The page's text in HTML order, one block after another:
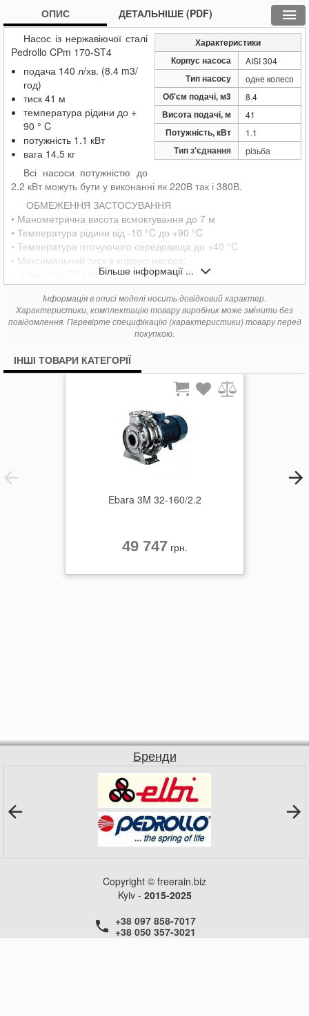
10 975грн.
Pedrollo CPm 132-ST6
12 194грн.
Pedrollo CPm 150-ST4
12 194
Pedrollo CPm 150-ST6
16 005
Pedrollo CPm 158-ST4
12 194
Pedrollo CPm 158-ST6
16 005грн.
Pedrollo CPm 170-ST4
16 767грн.
Pedrollo CPm 170-ST6
21 187грн.
Pedrollo CPm 170M-ST4
16 767грн.
Pedrollo CPm 170M-ST6
21 187грн.
Pedrollo CPm 180-ST4
Pedrollo CPm 180-ST6
Pedrollo CPm 190-ST4
Pedrollo CPm 190-ST6
Pedrollo CPm 200-ST4
Pedrollo CPm 200-ST6
ОПИС ДЕТАЛЬНІШЕ (PDF)
Характеристики
Корпус насоса
AISI 304
Тип насосу одне колесо
Об'єм подачі, м3 8.4
Висота подачі, м 41
Потужність, кВт 1.1
Тип з'єднання різьба
Насос із нержавіючої сталі
Pedrollo CPm 170-ST4
подача 140 л/хв. (8.4 m3/
год)
тиск 41 м
температура рідини до +
90 ° C
потужність 1.1 кВт
вага 14.5 кг
Всі насоси потужністю до
2.2 кВт можуть бути у виконанні як 220В так і 380В.
ОБМЕЖЕННЯ ЗАСТОСУВАННЯ
• Манометрична висота всмоктування до 7 м
• Температура рідини від -10 °C до +90 °C
• Температура оточуючого середовища до +40 °C
• Максимальний тиск в корпусі насоса:
– 6 бар для CP 100-130-132-150-158 ST4
CP 100-130-132-150-158 ST6
– 8 бар для CP 170-170M ST4
CP 170-170M ST6
• Безперервна робота S1
Насоси цієї серії рекомендовані для перекачування чистої
води та хімічно неагресивних до матеріалів конструкції насоса
рідин. Конструктивні характеристики цих відцентрових насосів
дозволяють рекомендовати їх для використання в побуті,
аграрному секторі та промисловості. Всі деталі, що
знаходяться в контакті з перекачуваною рідиною, виготовлені з
нержавіючої сталі марок AISI 304 або AISI 316L з метою
гарантування санітарної безпеки та стійкості до корозії. Насос
має бути встановленним в закритих приміщеннях або місцях,
захищенних від негоди.
Більше інформації ...
Інформація в описі моделі носить довідковий характер.
Характеристики, комплектацію товару виробник може змінити без
повідомлення. Перевірте специфікацію (характеристики) товару перед
покупкою.
ІНШІ ТОВАРИ КАТЕГОРІЇ
Ebara 3M 32-160/2.2
49 747 грн.
Бренди
Copyright © freerain.biz
Kyiv - 2015-2025
+38 097 858-7017
+38 050 357-3021